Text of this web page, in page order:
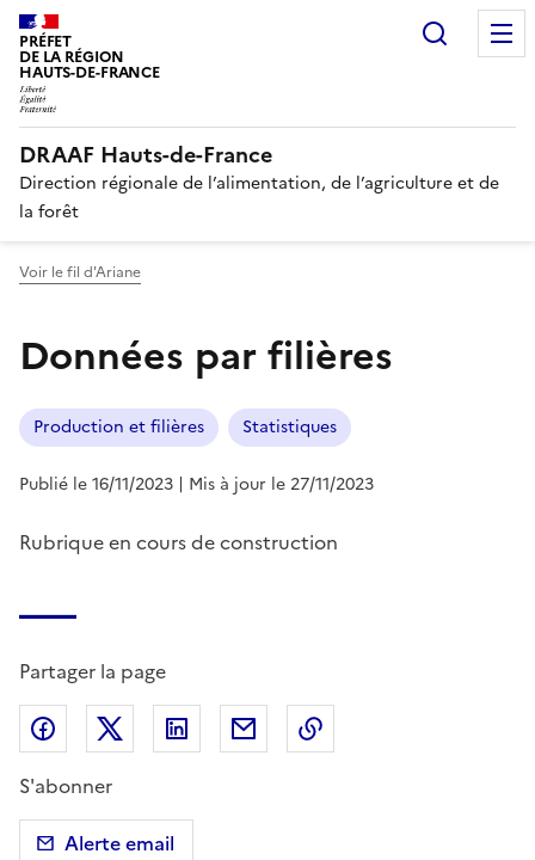
PRÉFET
DE LA RÉGION
HAUTS-DE-FRANCE
DRAAF Hauts-de-France
Direction régionale de l’alimentation, de l’agriculture et de
la forêt
Voir le fil d'Ariane
Données par filières
Production et filières Statistiques
Publié le 16/11/2023 | Mis à jour le 27/11/2023
Rubrique en cours de construction
Partager la page
Partager sur Facebook
Partager sur X (anciennement Twitter)
Partager sur LinkedIn
Partager par email
S'abonner
Alerte email